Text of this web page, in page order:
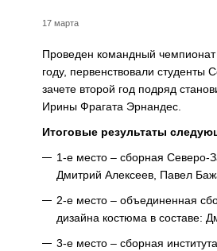
17 марта
Проведен командный
году, первенствовали студенты
зачете второй год подряд
Ирины Фрагата Эрнандес.
Итоговые результаты
1-е место – сборная Северо-
Дмитрий Алексеев, Павел
2-е место – объединенная
дизайна костюма в составе:
3-е место – сборная